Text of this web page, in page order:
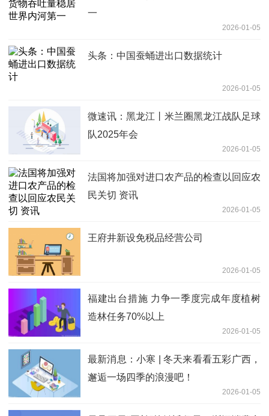
一
2026-01-05
头条：中国蚕蛹进出口数据统计
2026-01-05
微速讯：黑龙江丨米兰圈黑龙江战队足球
队2025年会
2026-01-05
法国将加强对进口农产品的检查以回应农
民关切 资讯
2026-01-05
王府井新设免税品经营公司
2026-01-05
福建出台措施 力争一季度完成年度植树
造林任务70%以上
2026-01-05
最新消息：小寒 | 冬天来看看五彩广西，
邂逅一场四季的浪漫吧！
2026-01-05